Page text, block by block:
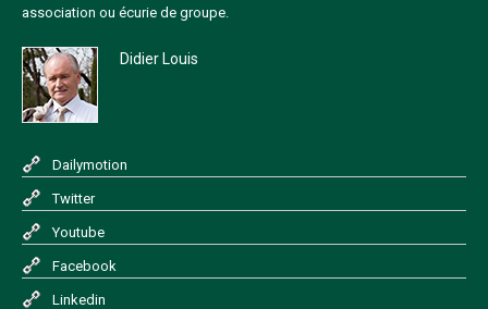
association ou écurie de groupe.
Didier Louis
Dailymotion
Twitter
Youtube
Facebook
Linkedin